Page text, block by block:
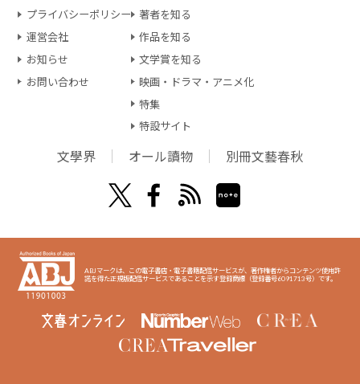
プライバシーポリシー
運営会社
お知らせ
お問い合わせ
著者を知る
作品を知る
文学賞を知る
映画・ドラマ・アニメ化
特集
特設サイト
文學界 オール讀物 別冊文藝春秋
ABJマークは、この電子書店・電子書籍配信サービスが、著作権者からコンテンツ使用許
諾を得た正規版配信サービスであることを示す登録商標（登録番号6091713号）です。